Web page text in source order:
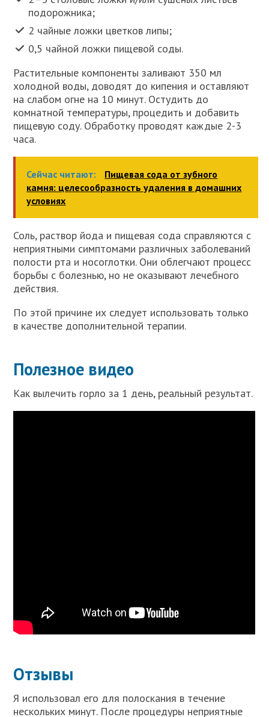
подорожника;
2 чайные ложки цветков липы;
0,5 чайной ложки пищевой соды.
Растительные компоненты заливают 350 мл
холодной воды, доводят до кипения и оставляют
на слабом огне на 10 минут. Остудить до
комнатной температуры, процедить и добавить
пищевую соду. Обработку проводят каждые 2-3
часа.
Сейчас читают:
Пищевая сода от зубного
камня: целесообразность удаления в домашних
условиях
Соль, раствор йода и пищевая сода справляются с
неприятными симптомами различных заболеваний
полости рта и носоглотки. Они облегчают процесс
борьбы с болезнью, но не оказывают лечебного
действия.
По этой причине их следует использовать только
в качестве дополнительной терапии.
Полезное видео
Как вылечить горло за 1 день, реальный результат.
Отзывы
Я использовал его для полоскания в течение
нескольких минут. После процедуры неприятные